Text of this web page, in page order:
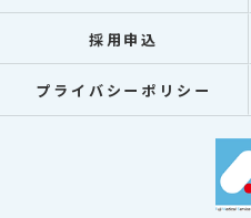
採用申込
プライバシーポリシー